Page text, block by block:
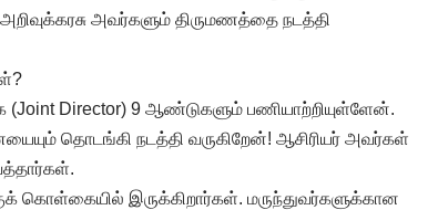
அவர்களும் திருமணத்தை நடத்தி
(Joint Director) 9 ஆண்டுகளும் பணியாற்றியுள்ளேன்.
தொடங்கி நடத்தி வருகிறேன்! ஆசிரியர் அவர்கள்
கொள்கையில் இருக்கிறார்கள். மருந்துவர்களுக்கான